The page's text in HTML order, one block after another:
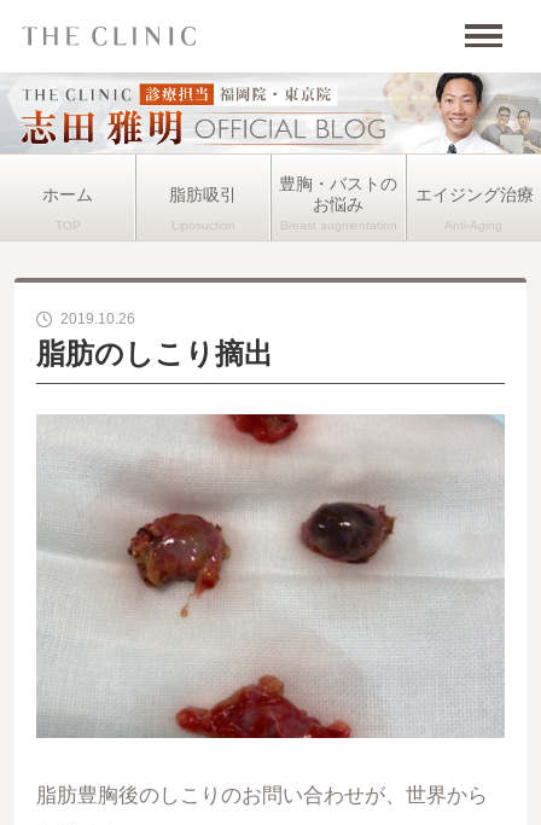
ホーム 脂肪吸引
豊胸・バストの
お悩み
エイジング治療
2019.10.26
脂肪のしこり摘出
脂肪豊胸後のしこりのお問い合わせが、世界から